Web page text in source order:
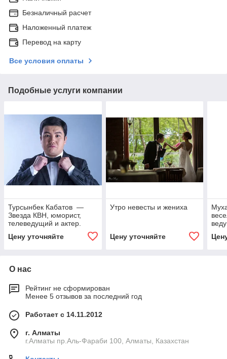
Безналичный расчет
Наложенный платеж
Перевод на карту
Все условия оплаты
Подобные услуги компании
Турсынбек Кабатов —
Звезда КВН, юморист,
телеведущий и актер.
Цену уточняйте
Утро невесты и жениха
Цену уточняйте
О нас
Рейтинг не сформирован
Менее 5 отзывов за последний год
Работает с 14.11.2012
г. Алматы
г.Алматы пр.Аль-Фараби 100, Алматы, Казахстан